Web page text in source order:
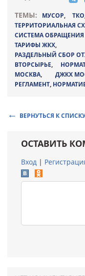
ТЕМЫ:
МУСОР, ТКО
ТЕРРИТОРИАЛЬНАЯ
СИСТЕМА
ТАРИФЫ ЖКХ
РАЗДЕЛЬНЫЙ СБОР
ВТОРСЫРЬЕ,
МОСКВА, ДЖКХ
РЕГЛАМЕНТ,
ВЕРНУТЬСЯ К
ОСТАВИТЬ
Вход |